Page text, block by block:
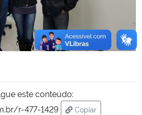
este conteúdo:
r-477-1429
Copiar